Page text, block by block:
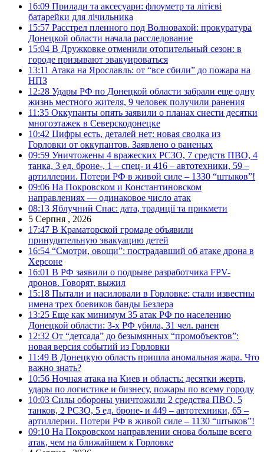
16:09 Прилади та аксесуари: флоуметр та літієві
батарейки для лічильника
15:57 Расстрел пленного под Волновахой: прокуратура
Донецкой области начала расследование
15:04 В Дружковке отменили отопительный сезон: в
городе призывают эвакуироваться
13:11 Атака на Ярославль: от “все сбили” до пожара на
НПЗ
12:28 Удары РФ по Донецкой области забрали еще одну
жизнь местного жителя, 9 человек получили ранения
11:35 Оккупанты опять заявили о планах снести десятки
многоэтажек в Северскодонецке
10:42 Цифры есть, деталей нет: новая сводка из
Горловки от оккупантов. Заявлено о раненых
09:59 Уничтожены 4 вражеских РСЗО, 7 средств ПВО, 4
танка, 3 ед. броне-, 1 – спец- и 416 – автотехники, 59 –
артиллерии. Потери РФ в живой силе – 1330 “штыков”!
09:06 На Покровском и Константиновском
направлениях — одинаковое число атак
08:13 Яблучний Спас: дата, традиції та прикмети
5 Серпня , 2026
17:47 В Краматорской громаде объявили
принудительную эвакуацию детей
16:54 “Смотри, овощи”: пострадавший об атаке дрона в
Херсоне
16:01 В РФ заявили о подрыве разработчика FPV-
дронов. Говорят, выжил
15:18 Пытали и насиловали в Горловке: стали известны
имена трех боевиков банды Безлера
13:25 Еще как минимум 35 атак РФ по населению
Донецкой области: 3-х РФ убила, 31 чел. ранен
12:32 От “детсада” до безымянных “промобъектов”:
новая версия событий из Горловки
11:49 В Донецкую область пришла аномальная жара. Что
важно знать?
10:56 Ночная атака на Киев и область: десятки жертв,
удары по логистике и бизнесу, пожары по всему городу
10:03 Силы обороны уничтожили 2 средства ПВО, 5
танков, 2 РСЗО, 5 ед. броне- и 449 – автотехники, 65 –
артиллерии. Потери РФ в живой силе – 1130 “штыков”!
09:10 На Покровском направлении снова больше всего
атак, чем на ближайшем к Горловке